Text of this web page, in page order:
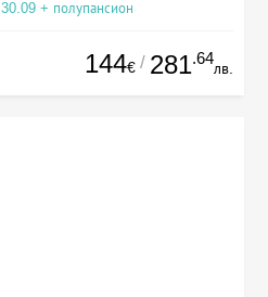
+ полупансион
144€ / 281.64
лв.